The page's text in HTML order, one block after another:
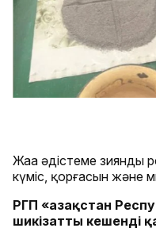
Жаңа әдістеме зиянды
күміс, қорғасын және
РГП «Қазақстан
шикізатты кешенді